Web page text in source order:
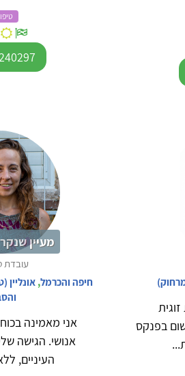
מרחוק)
בפנקס
מעיין
עובדת
חיפה והכרמל,אונליין
אני מאמינה
אנושי. הגישה
העיניים,